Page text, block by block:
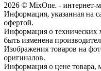
2026 © MixOne. - интернет-
Информация, указанная на
офертой.
Информация о технических
быть изменена
Изображения товаров на
оригиналов.
Информация о цене товара,